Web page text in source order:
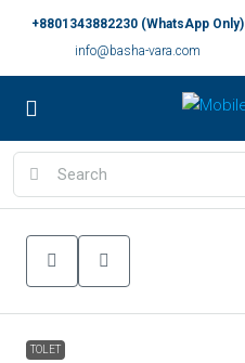
+8801343882230 (WhatsApp Only)
info@basha-vara.com
TOLET